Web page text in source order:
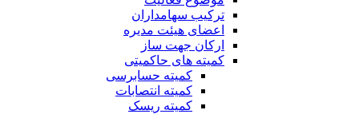
ترکیب سهامداران
اعضای هیئت مدیره
ارکان جهت ساز
کمیته های حاکمیتی
کمیته حسابرسی
کمیته انتصابات
کمیته ریسک